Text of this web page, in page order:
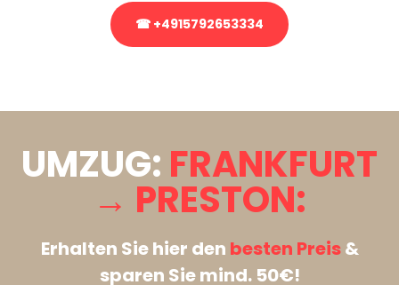
☎ +4915792653334
UMZUG: FRANKFURT
→ PRESTON:
Erhalten Sie hier den besten Preis&
sparen Sie mind. 50€!